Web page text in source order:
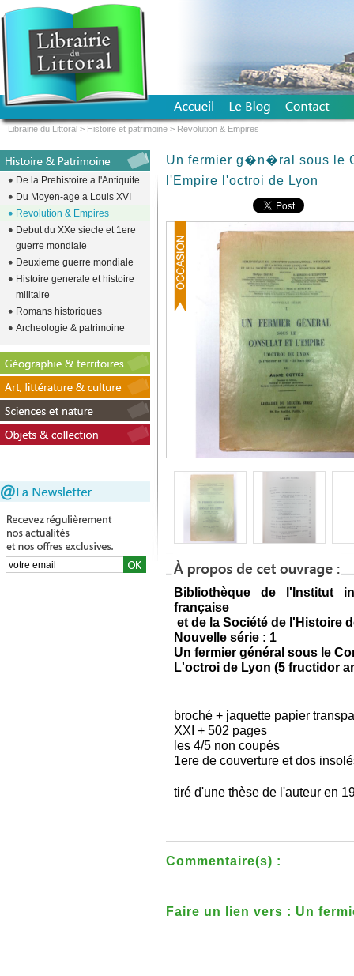
Un fermier g�n�ral sous le
l'Empire l'octroi de Lyon
Bibliothèque de l'Institut
française
et de la Société de l'Histoire
Nouvelle série : 1
Un fermier général sous le
L'octroi de Lyon (5 fructidor
broché + jaquette papier
XXI + 502 pages
les 4/5 non coupés
1ere de couverture et dos
tiré d'une thèse de l'auteur en
Commentaire(s) :
Faire un lien vers : Un
De la Prehistoire a l'Antiquite
Du Moyen-age a Louis XVI
Revolution & Empires
Debut du XXe siecle et 1ere
guerre mondiale
Deuxieme guerre mondiale
Histoire generale et histoire
militaire
Romans historiques
Archeologie & patrimoine
Librairie du Littoral > Histoire et patrimoine > Revolution & Empires